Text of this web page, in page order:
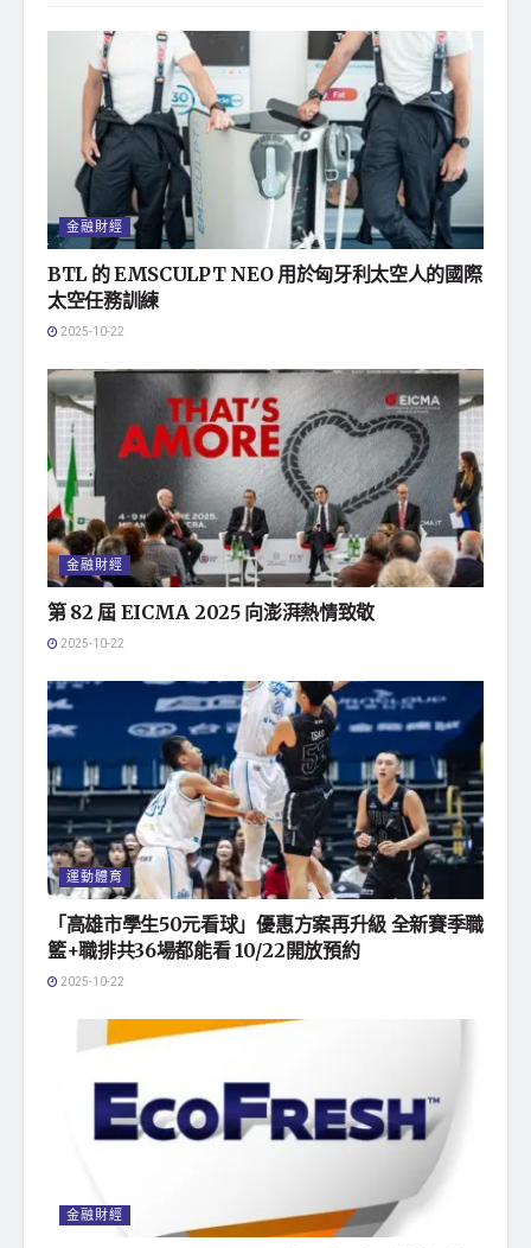
金融財經
BTL 的 EMSCULPT NEO 用於匈牙利太空人的國際
太空任務訓練
2025-10-22
金融財經
第 82 屆 EICMA 2025 向澎湃熱情致敬
2025-10-22
運動體育
「高雄市學生50元看球」優惠方案再升級 全新賽季職
籃+職排共36場都能看 10/22開放預約
2025-10-22
金融財經